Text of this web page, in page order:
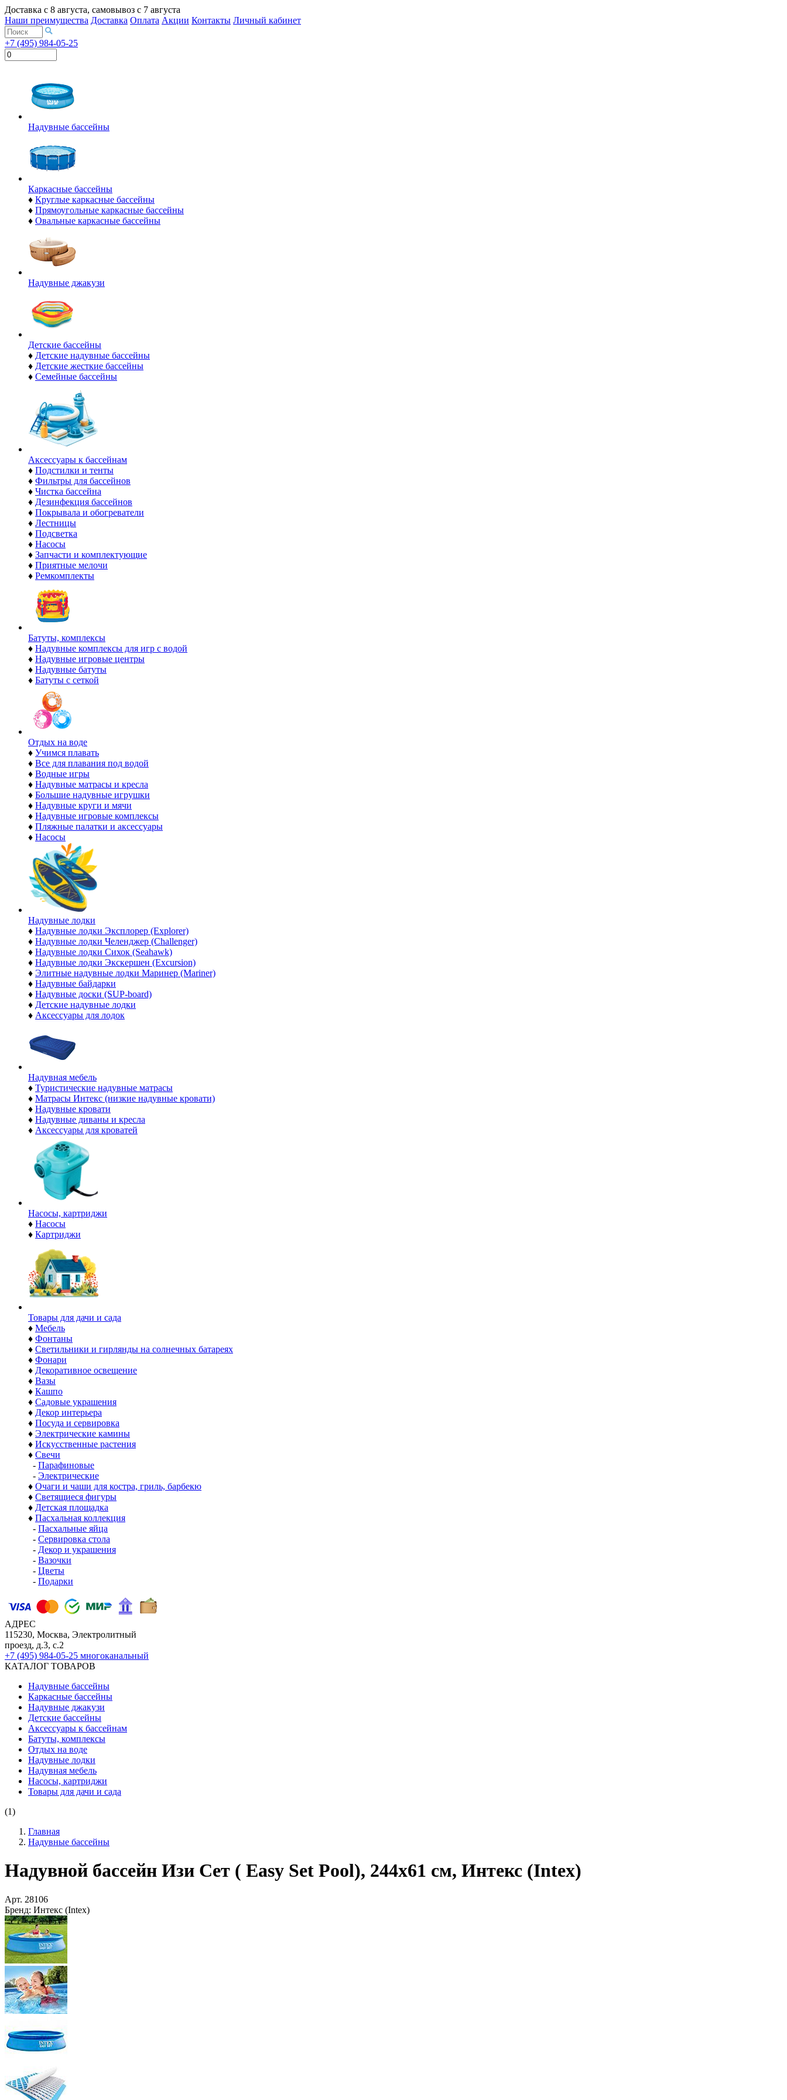
Доставка с 8 августа, самовывоз с 7 августа
Наши преимущества Доставка Оплата Акции Контакты Личный кабинет
+7 (495) 984-05-25
Надувные бассейны
Каркасные бассейны
♦ Круглые каркасные бассейны
♦ Прямоугольные каркасные бассейны
♦ Овальные каркасные бассейны
Надувные джакузи
Детские бассейны
♦ Детские надувные бассейны
♦ Детские жесткие бассейны
♦ Семейные бассейны
Аксессуары к бассейнам
♦ Подстилки и тенты
♦ Фильтры для бассейнов
♦ Чистка бассейна
♦ Дезинфекция бассейнов
♦ Покрывала и обогреватели
♦ Лестницы
♦ Подсветка
♦ Насосы
♦ Запчасти и комплектующие
♦ Приятные мелочи
♦ Ремкомплекты
Батуты, комплексы
♦ Надувные комплексы для игр с водой
♦ Надувные игровые центры
♦ Надувные батуты
♦ Батуты с сеткой
Отдых на воде
♦ Учимся плавать
♦ Все для плавания под водой
♦ Водные игры
♦ Надувные матрасы и кресла
♦ Большие надувные игрушки
♦ Надувные круги и мячи
♦ Надувные игровые комплексы
♦ Пляжные палатки и аксессуары
♦ Насосы
Надувные лодки
♦ Надувные лодки Эксплорер (Explorer)
♦ Надувные лодки Челенджер (Challenger)
♦ Надувные лодки Сихок (Seahawk)
♦ Надувные лодки Экскершен (Excursion)
♦ Элитные надувные лодки Маринер (Mariner)
♦ Надувные байдарки
♦ Надувные доски (SUP-board)
♦ Детские надувные лодки
♦ Аксессуары для лодок
Надувная мебель
♦ Туристические надувные матрасы
♦ Матрасы Интекс (низкие надувные кровати)
♦ Надувные кровати
♦ Надувные диваны и кресла
♦ Аксессуары для кроватей
Насосы, картриджи
♦ Насосы
♦ Картриджи
Товары для дачи и сада
♦ Мебель
♦ Фонтаны
♦ Светильники и гирлянды на солнечных батареях
♦ Фонари
♦ Декоративное освещение
♦ Вазы
♦ Кашпо
♦ Садовые украшения
♦ Декор интерьера
♦ Посуда и сервировка
♦ Электрические камины
♦ Искусственные растения
♦ Свечи
- Парафиновые
- Электрические
♦ Очаги и чаши для костра, гриль, барбекю
♦ Светящиеся фигуры
♦ Детская площадка
♦ Пасхальная коллекция
- Пасхальные яйца
- Сервировка стола
- Декор и украшения
- Вазочки
- Цветы
- Подарки
АДРЕС
115230, Москва, Электролитный
проезд, д.3, с.2
+7 (495) 984-05-25 многоканальный
КАТАЛОГ ТОВАРОВ
Надувные бассейны
Каркасные бассейны
Надувные джакузи
Детские бассейны
Аксессуары к бассейнам
Батуты, комплексы
Отдых на воде
Надувные лодки
Надувная мебель
Насосы, картриджи
Товары для дачи и сада
(1)
Главная
Надувные бассейны
Надувной бассейн Изи Сет ( Easy Set Pool), 244х61 см, Интекс (Intex)
Арт. 28106
Бренд: Интекс (Intex)